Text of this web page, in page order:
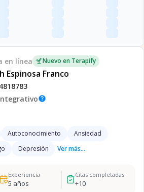
en línea Nuevo en Terapify
Espinosa Franco
help
Autoconocimiento
Ansiedad
Depresión Ver más...
Experiencia
5 años
Citas completadas
+10